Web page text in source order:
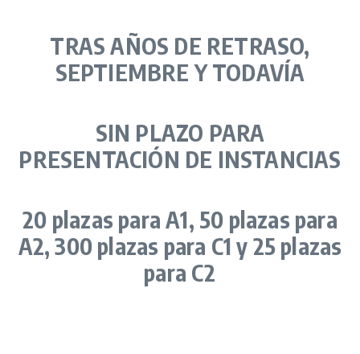
TRAS AÑOS DE RETRASO,
SEPTIEMBRE Y TODAVÍA
SIN PLAZO PARA
PRESENTACIÓN DE INSTANCIAS
20 plazas para A1, 50 plazas para
A2, 300 plazas para C1 y 25 plazas
para C2